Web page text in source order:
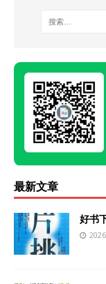
最新文章
好书